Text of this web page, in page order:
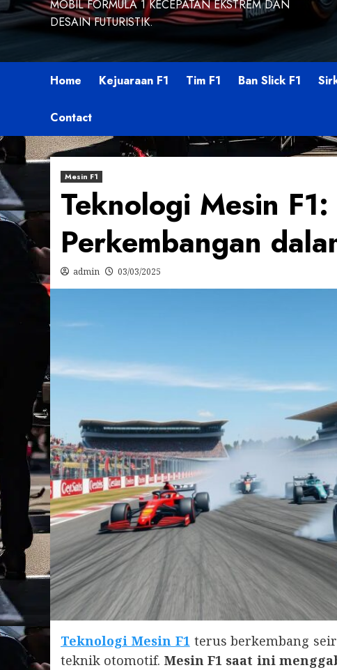
MOBIL FORMULA 1 KECEPATAN EKSTREM DAN
DESAIN FUTURISTIK.
Home Kejuaraan F1 Tim F1 Ban Slick F1
Contact
Mesin F1
Teknologi Mesin
Perkembangan
admin 03/03/2025
Teknologi Mesin F1 terus berkembang
teknik otomotif. Mesin F1 saat ini